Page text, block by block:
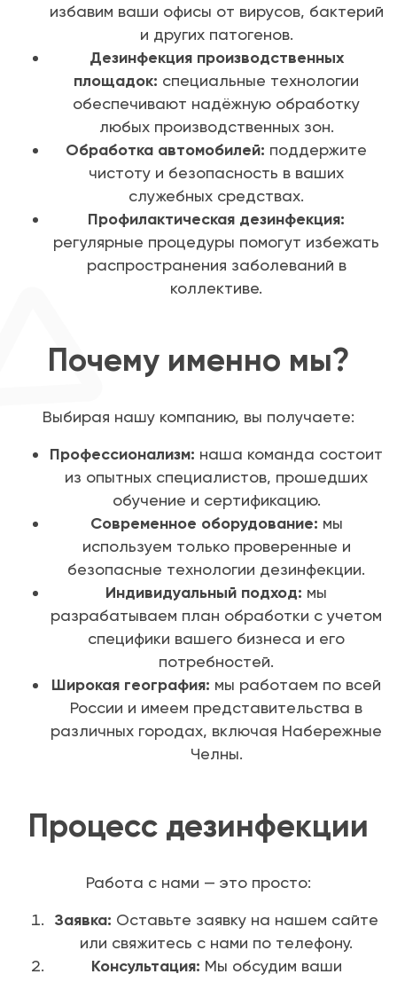
избавим ваши офисы от вирусов, бактерий
и других патогенов.
Дезинфекция производственных
площадок: специальные технологии
обеспечивают надёжную обработку
любых производственных зон.
Обработка автомобилей: поддержите
чистоту и безопасность в ваших
служебных средствах.
Профилактическая дезинфекция:
регулярные процедуры помогут избежать
распространения заболеваний в
коллективе.
Почему именно мы?
Выбирая нашу компанию, вы получаете:
Профессионализм: наша команда состоит
из опытных специалистов, прошедших
обучение и сертификацию.
Современное оборудование: мы
используем только проверенные и
безопасные технологии дезинфекции.
Индивидуальный подход: мы
разрабатываем план обработки с учетом
специфики вашего бизнеса и его
потребностей.
Широкая география: мы работаем по всей
России и имеем представительства в
различных городах, включая Набережные
Челны.
Процесс дезинфекции
Работа с нами — это просто:
Заявка: Оставьте заявку на нашем сайте
или свяжитесь с нами по телефону.
Консультация: Мы обсудим ваши